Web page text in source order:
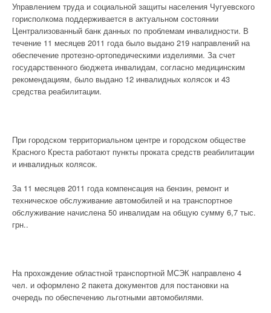
Управлением труда и социальной защиты населения Чугуевского
горисполкома поддерживается в актуальном состоянии
Централизованный банк данных по проблемам инвалидности. В
течение 11 месяцев 2011 года было выдано 219 направлений на
обеспечение протезно-ортопедическими изделиями. За счет
государственного бюджета инвалидам, согласно медицинским
рекомендациям, было выдано 12 инвалидных колясок и 43
средства реабилитации.
При городском территориальном центре и городском обществе
Красного Креста работают пункты проката средств реабилитации
и инвалидных колясок.
За 11 месяцев 2011 года компенсация на бензин, ремонт и
техническое обслуживание автомобилей и на транспортное
обслуживание начислена 50 инвалидам на общую сумму 6,7 тыс.
грн..
На прохождение областной транспортной МСЭК направлено 4
чел. и оформлено 2 пакета документов для постановки на
очередь по обеспечению льготными автомобилями.